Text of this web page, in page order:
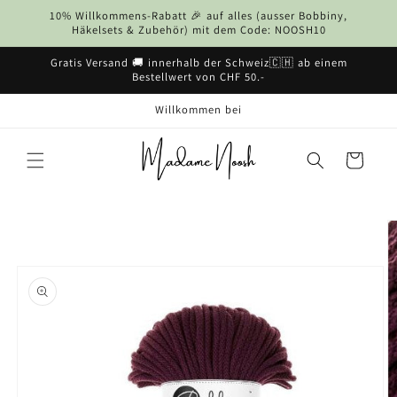
zum10% Willkommens-Rabatt 🎉 auf alles (ausser Bobbiny,
Häkelsets & Zubehör) mit dem Code: NOOSH10
Gratis Versand 🚚 innerhalb der Schweiz🇨🇭 ab einem
Bestellwert von CHF 50.-
Willkommen bei
Warenkorb